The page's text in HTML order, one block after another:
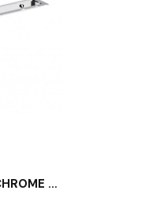
PORTE-SERVIETTE CHROME FOLD